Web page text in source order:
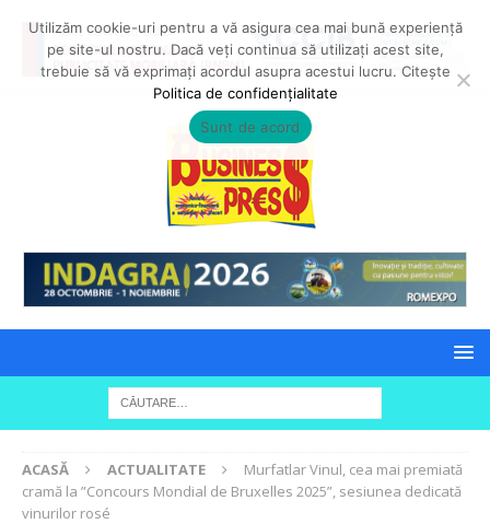
ACASĂ ACTUALITATE
Murfatlar Vinul, cea mai premiată
cramă la ”Concours Mondial de Bruxelles 2025”, sesiunea dedicată
vinurilor rosé
Utilizăm cookie-uri pentru a vă asigura cea mai bună experiență
pe site-ul nostru. Dacă veți continua să utilizați acest site,
trebuie să vă exprimați acordul asupra acestui lucru. Citește
Politica de confidențialitate
Sunt de acord